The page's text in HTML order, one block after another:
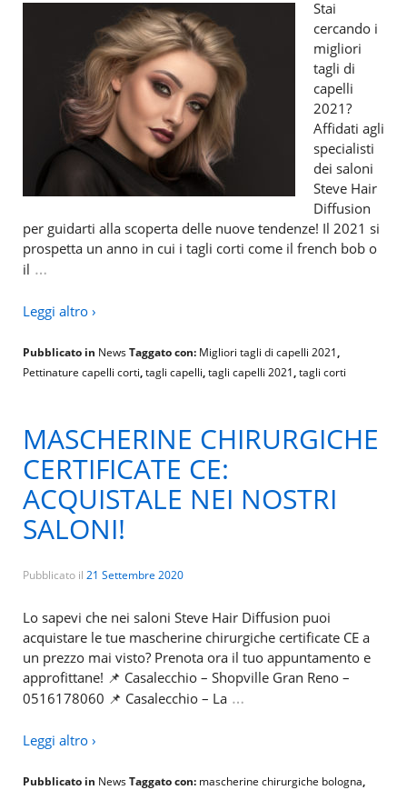
Stai
cercando i
migliori
tagli di
capelli
2021?
Affidati agli
specialisti
dei saloni
Steve Hair
Diffusion
per guidarti alla scoperta delle nuove tendenze! Il 2021 si
prospetta un anno in cui i tagli corti come il french bob o
il …
Leggi altro ›
Pubblicato in NewsTaggato con: Migliori tagli di capelli 2021,
Pettinature capelli corti,tagli capelli,tagli capelli 2021,tagli corti
MASCHERINE CHIRURGICHE
CERTIFICATE CE:
ACQUISTALE NEI NOSTRI
SALONI!
Pubblicato il 21 Settembre 2020
Lo sapevi che nei saloni Steve Hair Diffusion puoi
acquistare le tue mascherine chirurgiche certificate CE a
un prezzo mai visto? Prenota ora il tuo appuntamento e
approfittane! 📌 Casalecchio – Shopville Gran Reno –
0516178060 📌 Casalecchio – La …
Leggi altro ›
Pubblicato in NewsTaggato con: mascherine chirurgiche bologna,